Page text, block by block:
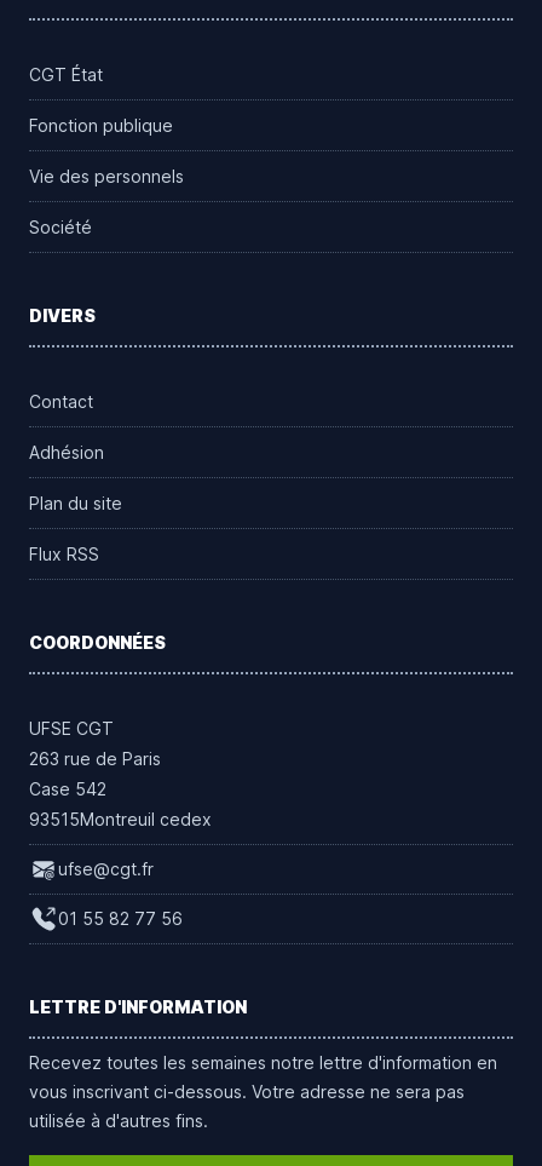
CGT État
Fonction publique
Vie des personnels
Société
DIVERS
Contact
Adhésion
Plan du site
Flux RSS
COORDONNÉES
UFSE CGT
263 rue de Paris
Case 542
93515Montreuil cedex
ufse@cgt.fr
01 55 82 77 56
LETTRE D'INFORMATION
Recevez toutes les semaines notre lettre d'information en
vous inscrivant ci-dessous. Votre adresse ne sera pas
utilisée à d'autres fins.